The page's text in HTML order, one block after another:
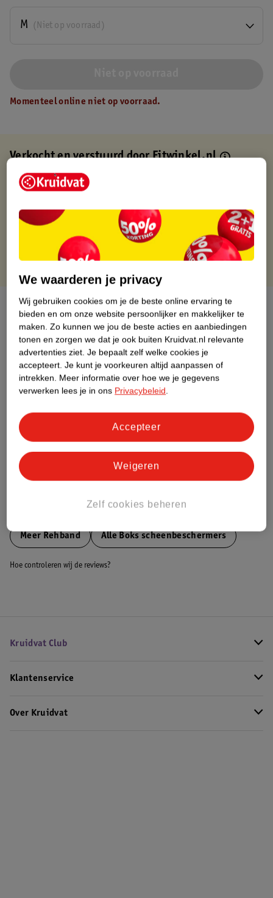
(Niet op voorraad)
M
Momenteel online niet op voorraad.
Verkocht en verstuurd doorFitwinkel.nl
Binnen 1 werkdag verstuurd
Gratis retourneren via verkooppartner.
Gratis punten met je Kruidvat kaart
Over dit product
Productinformatie
Nature Impact Score
Dit product heeft (nog) geen Nature
Meer informatie
Bestel & Bezorginformatie
Meer Rehband Alle Boks scheenbeschermers
Hoe controleren wij de reviews?
Kruidvat Club
Klantenservice
Over Kruidvat
We waarderen je privacy
Wij gebruiken cookies om je de beste online ervaring te
bieden en om onze website persoonlijker en makkelijker te
maken. Zo kunnen we jou de beste acties en aanbiedingen
tonen en zorgen we dat je ook buiten Kruidvat.nl relevante
advertenties ziet. Je bepaalt zelf welke cookies je
accepteert. Je kunt je voorkeuren altijd aanpassen of
intrekken. Meer informatie over hoe we je gegevens
verwerken lees je in ons Privacybeleid.
Zelf cookies beheren
Weigeren
Accepteer